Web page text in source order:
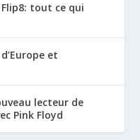
tout ce qui
et
lecteur de
Pink Floyd